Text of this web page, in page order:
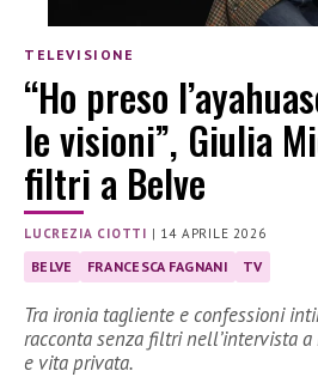
TELEVISIONE
“Ho preso
le visioni”, Giulia
filtri a Belve
LUCREZIA CIOTTI | 14 APRILE 2026
BELVE FRANCESCA FAGNANI TV
Tra ironia tagliente e confessioni
racconta senza filtri nell’intervista
e vita privata.